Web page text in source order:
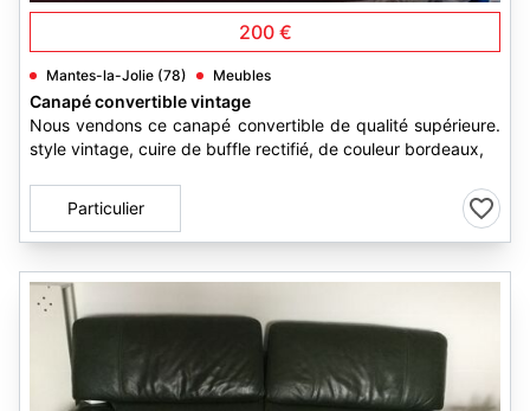
200 €
Mantes-la-Jolie (78) Meubles
Canapé convertible vintage
Nous vendons ce canapé convertible de qualité supérieure.
style vintage, cuire de buffle rectifié, de couleur bordeaux,
Particulier